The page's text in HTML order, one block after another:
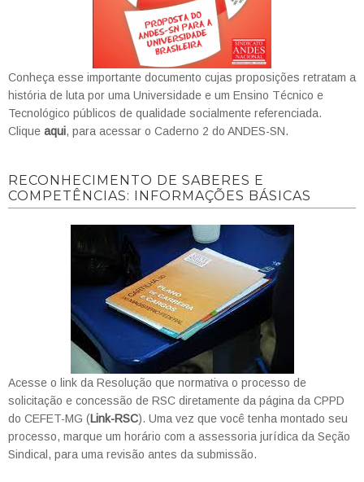
Conheça esse importante documento cujas proposições retratam a
história de luta por uma Universidade e um Ensino Técnico e
Tecnológico públicos de qualidade socialmente referenciada.
Clique aqui, para acessar o Caderno 2 do ANDES-SN.
RECONHECIMENTO DE SABERES E
COMPETÊNCIAS: INFORMAÇÕES BÁSICAS
Acesse o link da Resolução que normativa o processo de
solicitação e concessão de RSC diretamente da página da CPPD
do CEFET-MG (Link-RSC). Uma vez que você tenha montado seu
processo, marque um horário com a assessoria jurídica da Seção
Sindical, para uma revisão antes da submissão.